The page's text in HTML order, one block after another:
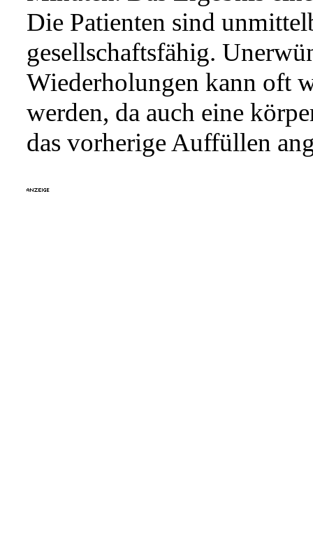
Die Patienten sind
gesellschaftsfähig.
Wiederholungen kann oft
werden, da auch eine
das vorherige Auffüllen